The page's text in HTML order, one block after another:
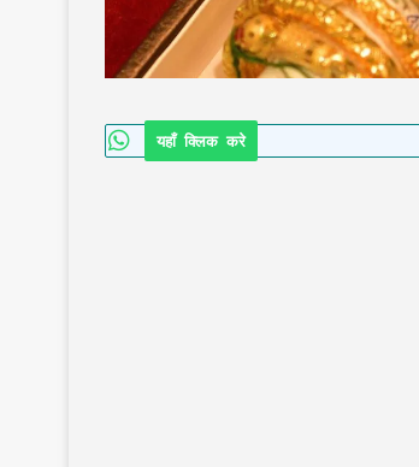
यहाँ क्लिक करे